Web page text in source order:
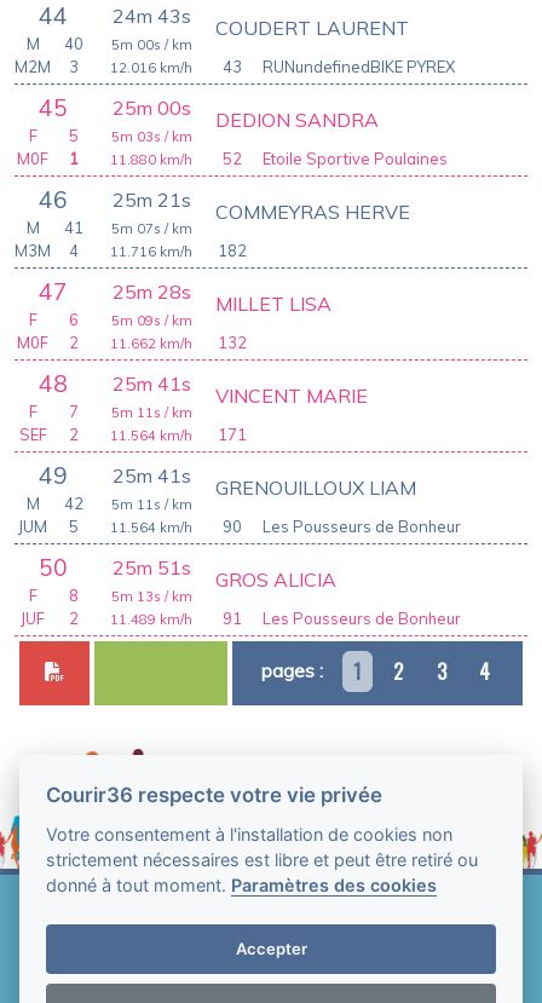
44 24m 43s
43
COUDERT LAURENT
5m 00s / km
12.016 km/h
M
40
M2M
3 RUNundefinedBIKE PYREX
45 25m 00s
52
DEDION SANDRA
5m 03s / km
11.880 km/h
F
5
M0F
1 Etoile Sportive Poulaines
46 25m 21s
182
COMMEYRAS HERVE
5m 07s / km
11.716 km/h
M
41
M3M
4
47 25m 28s
132
MILLET LISA
5m 09s / km
11.662 km/h
F
6
M0F
2
48 25m 41s
171
VINCENT MARIE
5m 11s / km
11.564 km/h
F
7
SEF
2
49 25m 41s
90
GRENOUILLOUX LIAM
5m 11s / km
11.564 km/h
M
42
JUM
5 Les Pousseurs de Bonheur
50 25m 51s
91
GROS ALICIA
5m 13s / km
11.489 km/h
F
8
JUF
2 Les Pousseurs de Bonheur
pages : 1 2 3 4
2004-2026
Mentions légales et conditions générales
Courir36 respecte votre vie privée
Votre consentement à l'installation de cookies non
strictement nécessaires est libre et peut être retiré ou
donné à tout moment. Paramètres des cookies
Accepter